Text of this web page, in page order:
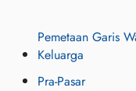
Pemetaan Garis
Keluarga
Pra-Pasar